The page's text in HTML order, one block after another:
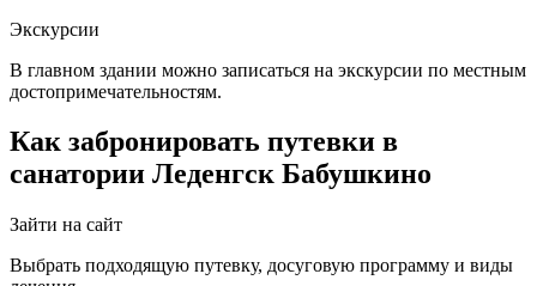
Экскурсии
В главном здании можно записаться на экскурсии по местным
достопримечательностям.
Как забронировать путевки в
санатории Леденгск Бабушкино
Зайти на сайт
Выбрать подходящую путевку, досуговую программу и виды